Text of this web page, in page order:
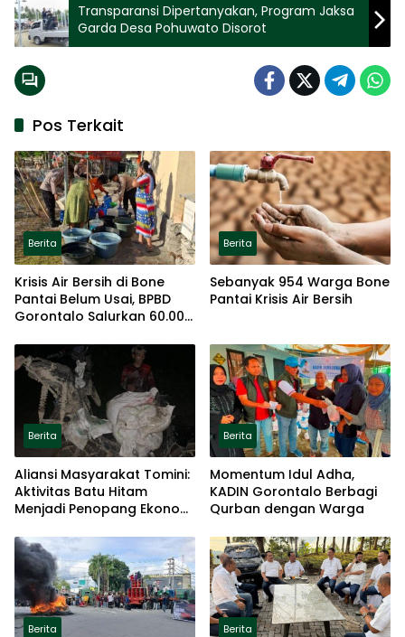
Transparansi Dipertanyakan, Program Jaksa
Garda Desa Pohuwato Disorot
Pos Terkait
Berita
Krisis Air Bersih di Bone
Pantai Belum Usai, BPBD
Gorontalo Salurkan 60.000
Berita
Sebanyak 954 Warga Bone
Pantai Krisis Air Bersih
Berita
Aliansi Masyarakat Tomini:
Aktivitas Batu Hitam
Menjadi Penopang Ekonomi
Berita
Momentum Idul Adha,
KADIN Gorontalo Berbagi
Qurban dengan Warga
Berita Berita